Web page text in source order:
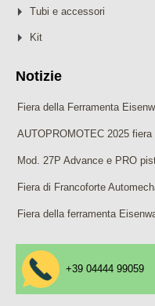
Tubi e accessori
Kit
Notizie
Fiera della Ferramenta
AUTOPROMOTEC 2025 fiera
Mod. 27P Advance e PRO
Fiera di Francoforte
Fiera della ferramenta
+39 04444 99059